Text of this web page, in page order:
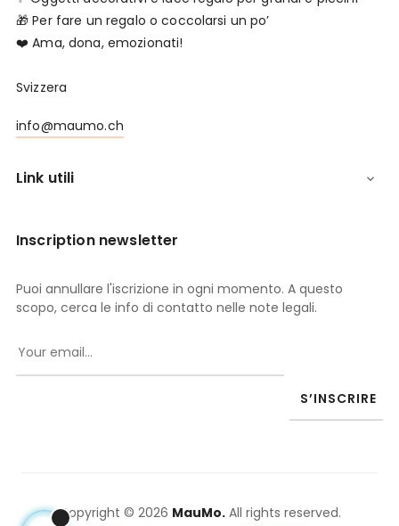
🎁 Per fare un regalo o coccolarsi un po’
❤️ Ama, dona, emozionati!
Svizzera
info@maumo.ch
Link utili 
Inscription newsletter
Puoi annullare l'iscrizione in ogni momento. A questo
scopo, cerca le info di contatto nelle note legali.
S’INSCRIRE
Copyright © 2026 MauMo.All rights reserved.